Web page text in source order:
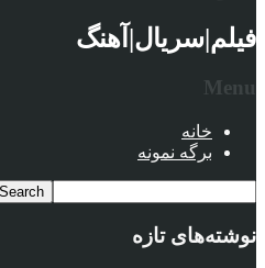
فیلم|سریال|آهنگ
Menu
خانه
برگه نمونه
نوشته‌های تازه